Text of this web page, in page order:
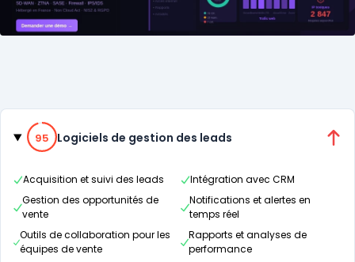
Catégories
95% de compatibilité
95 Logiciels de gestion des leads
Acquisition et suivi des leads
Intégration avec CRM
Gestion des opportunités de
vente
Notifications et alertes en
temps réel
Outils de collaboration pour les
équipes de vente
Rapports et analyses de
performance